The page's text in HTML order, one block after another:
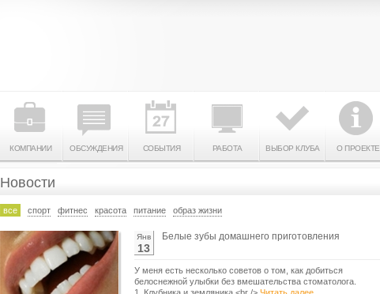
КОМПАНИИ ОБСУЖДЕНИЯ СОБЫТИЯ РАБОТА ВЫБОР КЛУБА О ПРОЕКТЕ
Новости
все спорт фитнес красота питание образ жизни
Янв
13
Белые зубы домашнего приготовления
У меня есть несколько советов о том, как добиться
белоснежной улыбки без вмешательства стоматолога.